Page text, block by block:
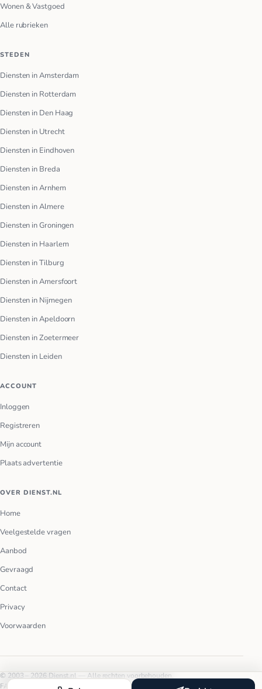
Wonen & Vastgoed
Alle rubrieken
STEDEN
Diensten in Amsterdam
Diensten in Rotterdam
Diensten in Den Haag
Diensten in Utrecht
Diensten in Eindhoven
Diensten in Breda
Diensten in Arnhem
Diensten in Almere
Diensten in Groningen
Diensten in Haarlem
Diensten in Tilburg
Diensten in Amersfoort
Diensten in Nijmegen
Diensten in Apeldoorn
Diensten in Zoetermeer
Diensten in Leiden
ACCOUNT
Inloggen
Registreren
Mijn account
Plaats advertentie
OVER DIENST.NL
Home
Veelgestelde vragen
Aanbod
Gevraagd
Contact
Privacy
Voorwaarden
© 2003 – 2026 Dienst.nl — Alle rechten voorbehouden.
FAQ
Voorwaarden